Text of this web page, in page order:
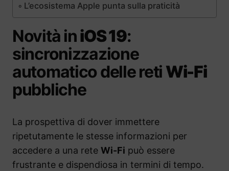
L’ecosistema Apple punta sulla praticità
Novità iniOS 19:
sincronizzazione
automatico delle reti Wi-Fi
pubbliche
La prospettiva di dover immettere
ripetutamente le stesse informazioni per
accedere a una rete Wi-Fi può essere
frustrante e dispendiosa in termini di tempo.